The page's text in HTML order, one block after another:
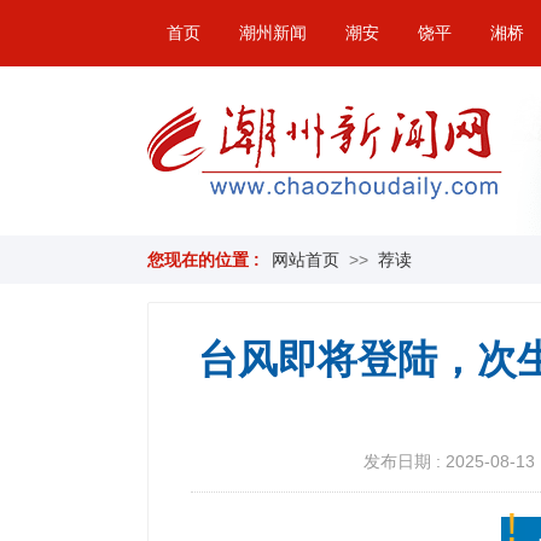
首页 潮州新闻 潮安 饶平 湘桥
您现在的位置 : 网站首页 >> 荐读
台风即将登陆，次
发布日期 : 2025-08-13
!